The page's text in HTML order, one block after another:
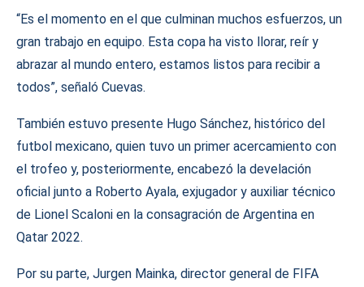
“Es el momento en el que culminan muchos esfuerzos, un
gran trabajo en equipo. Esta copa ha visto llorar, reír y
abrazar al mundo entero, estamos listos para recibir a
todos”, señaló Cuevas.
También estuvo presente Hugo Sánchez, histórico del
futbol mexicano, quien tuvo un primer acercamiento con
el trofeo y, posteriormente, encabezó la develación
oficial junto a Roberto Ayala, exjugador y auxiliar técnico
de Lionel Scaloni en la consagración de Argentina en
Qatar 2022.
Por su parte, Jurgen Mainka, director general de FIFA